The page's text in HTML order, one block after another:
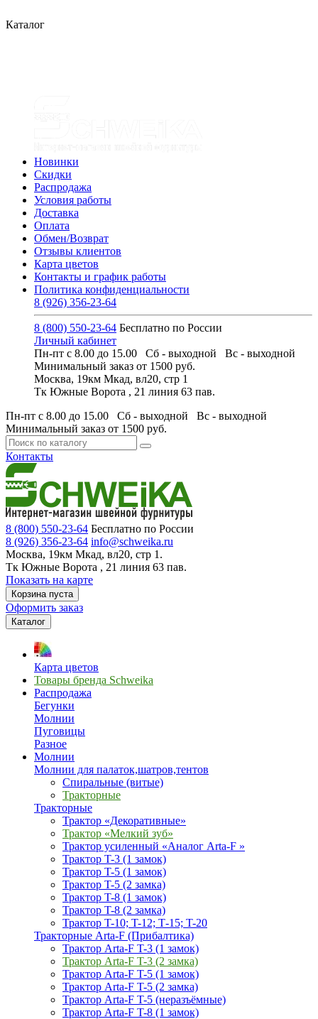
Каталог
Новинки
Скидки
Распродажа
Условия работы
Доставка
Оплата
Обмен/Возврат
Отзывы клиентов
Карта цветов
Контакты и график работы
Политика конфиденциальности
8 (926) 356-23-64
8 (800) 550-23-64 Бесплатно по России
Личный кабинет
Пн-пт с 8.00 до 15.00 Сб - выходной Вс - выходной
Минимальный заказ от 1500 руб.
Москва, 19км Мкад, вл20, стр 1
Тк Южные Ворота , 21 линия 63 пав.
Пн-пт с 8.00 до 15.00 Сб - выходной Вс - выходной
Минимальный заказ от 1500 руб.
Контакты
8 (800) 550-23-64 Бесплатно по России
8 (926) 356-23-64 info@schweika.ru
Москва, 19км Мкад, вл20, стр 1.
Тк Южные Ворота , 21 линия 63 пав.
Показать на карте
Корзина пуста
Оформить заказ
Каталог
Карта цветов
Товары бренда Schweika
Распродажа
Бегунки
Молнии
Пуговицы
Разное
Молнии
Молнии для палаток,шатров,тентов
Спиральные (витые)
Тракторные
Тракторные
Трактор «Декоративные»
Трактор «Мелкий зуб»
Трактор усиленный «Аналог Arta-F »
Трактор T-3 (1 замок)
Трактор T-5 (1 замок)
Трактор T-5 (2 замка)
Трактор T-8 (1 замок)
Трактор T-8 (2 замка)
Трактор T-10; T-12; Т-15; T-20
Тракторные Arta-F (Прибалтика)
Трактор Arta-F T-3 (1 замок)
Трактор Arta-F T-3 (2 замка)
Трактор Arta-F T-5 (1 замок)
Трактор Arta-F T-5 (2 замка)
Трактор Arta-F T-5 (неразъёмные)
Трактор Arta-F T-8 (1 замок)